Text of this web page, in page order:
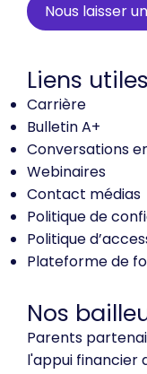
Nous laisser
Liens utiles
Carrière
Bulletin A+
Conversations
Webinaires
Contact médias
Politique de
Politique
Plateforme de
Nos
Parents
l'appui financier